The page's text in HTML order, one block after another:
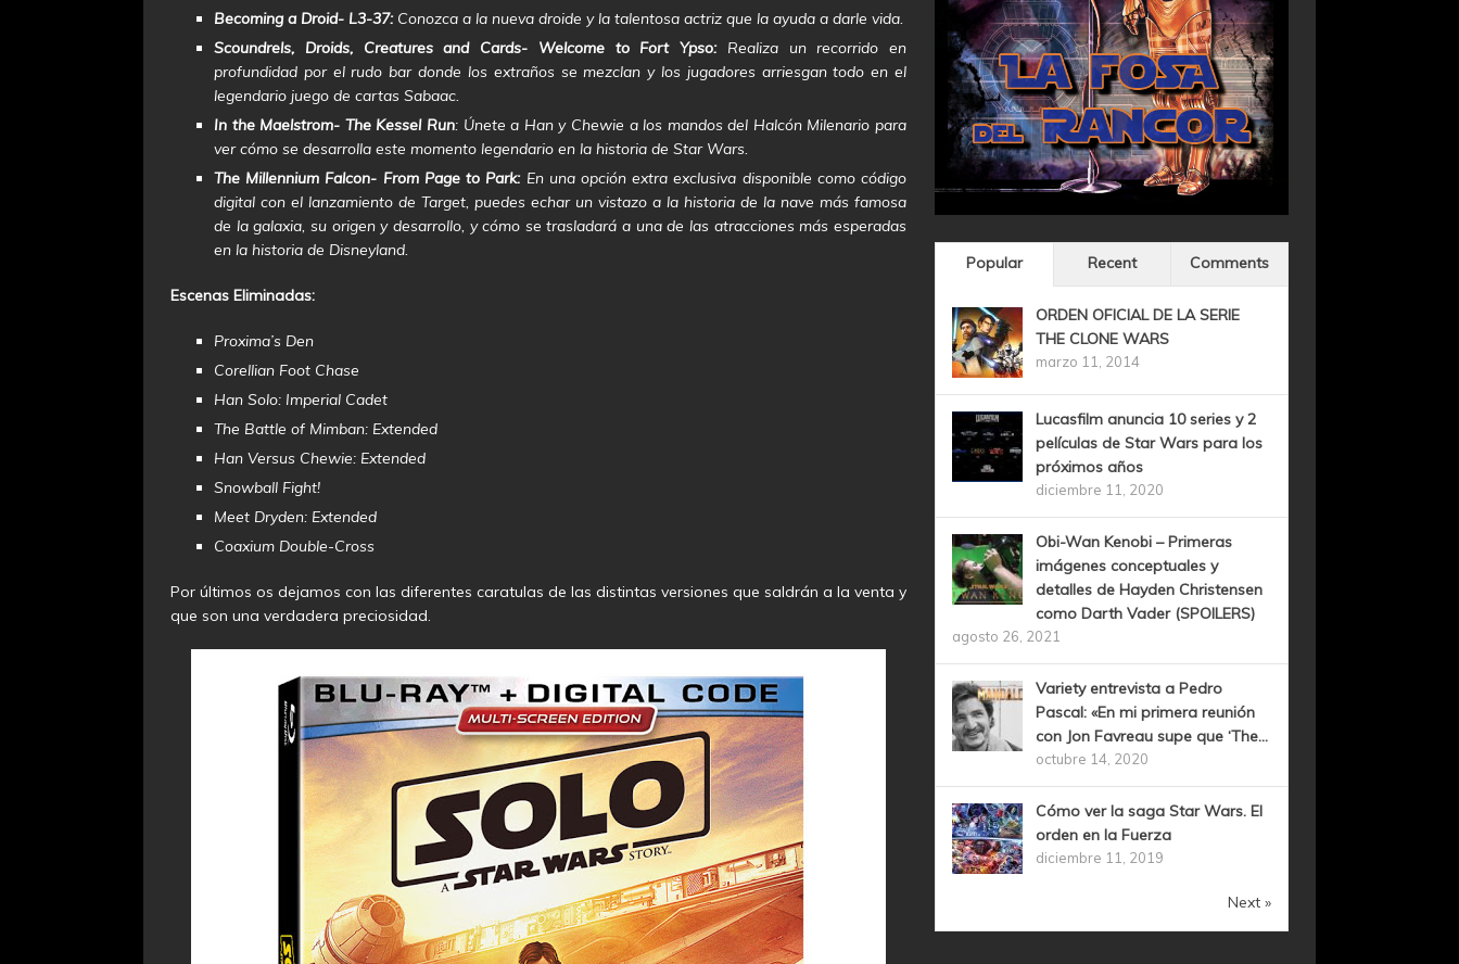
Becoming a Droid- L3-37: Conozca a la nueva droide y la talentosa actriz que la ayuda a darle vida.
Scoundrels, Droids, Creatures and Cards-
Welcome to Fort Ypso: Realiza un recorrido en
profundidad por el rudo bar donde los extraños se mezclan y los jugadores arriesgan todo en el
legendario juego de cartas Sabaac.
In the Maelstrom- The Kessel Run: Únete a Han y Chewie a los mandos del Halcón Milenario para
ver cómo se desarrolla este momento legendario en la historia de Star Wars.
The Millennium Falcon- From Page to Park: En una opción extra exclusiva disponible como código
digital con el lanzamiento de Target, puedes echar un vistazo a la historia de la nave más famosa
de la galaxia, su origen y desarrollo, y cómo se trasladará a una de las atracciones más esperadas
en la historia de Disneyland.
Escenas Eliminadas:
Proxima’s Den
Corellian Foot Chase
Han Solo: Imperial Cadet
The Battle of Mimban: Extended
Han Versus Chewie: Extended
Snowball Fight!
Meet Dryden: Extended
Coaxium Double-Cross
Por últimos os dejamos con las diferentes caratulas de las distintas versiones que saldrán a la venta y
que son una verdadera preciosidad.
Popular Recent Comments
ORDEN OFICIAL DE LA SERIE
THE CLONE WARS
marzo 11, 2014
Lucasfilm anuncia 10 series y 2
películas de Star Wars para los
próximos años
diciembre 11, 2020
Obi-Wan Kenobi – Primeras
imágenes conceptuales y
detalles de Hayden Christensen
como Darth Vader (SPOILERS)
agosto 26, 2021
Variety entrevista a Pedro
Pascal: «En mi primera reunión
con Jon Favreau supe que ‘The...
octubre 14, 2020
Cómo ver la saga Star Wars. El
orden en la Fuerza
diciembre 11, 2019
Next »